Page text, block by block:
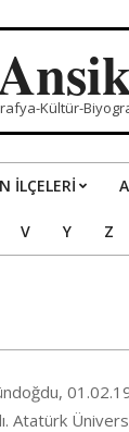
Kültür-
İLÇELERİ A
V Y Z
Atatürk